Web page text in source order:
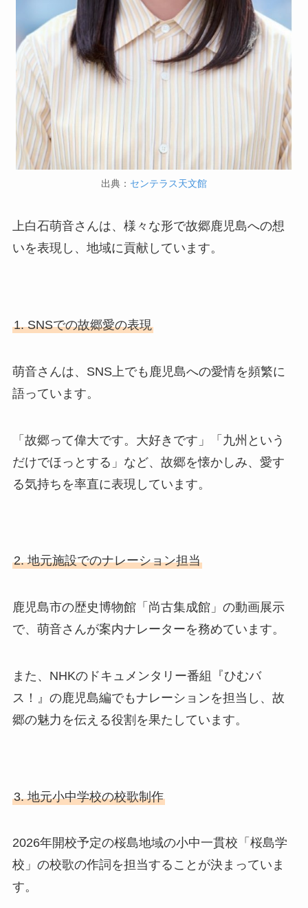
出典： センテラス天文館
上白石萌音さんは、様々な形で故郷鹿児島への想
いを表現し、地域に貢献しています。
1. SNSでの故郷愛の表現
萌音さんは、SNS上でも鹿児島への愛情を頻繁に
語っています。
「故郷って偉大です。大好きです」「九州という
だけでほっとする」など、故郷を懐かしみ、愛す
る気持ちを率直に表現しています。
2. 地元施設でのナレーション担当
鹿児島市の歴史博物館「尚古集成館」の動画展示
で、萌音さんが案内ナレーターを務めています。
また、NHKのドキュメンタリー番組『ひむバ
ス！』の鹿児島編でもナレーションを担当し、故
郷の魅力を伝える役割を果たしています。
3. 地元小中学校の校歌制作
2026年開校予定の桜島地域の小中一貫校「桜島学
校」の校歌の作詞を担当することが決まっていま
す。